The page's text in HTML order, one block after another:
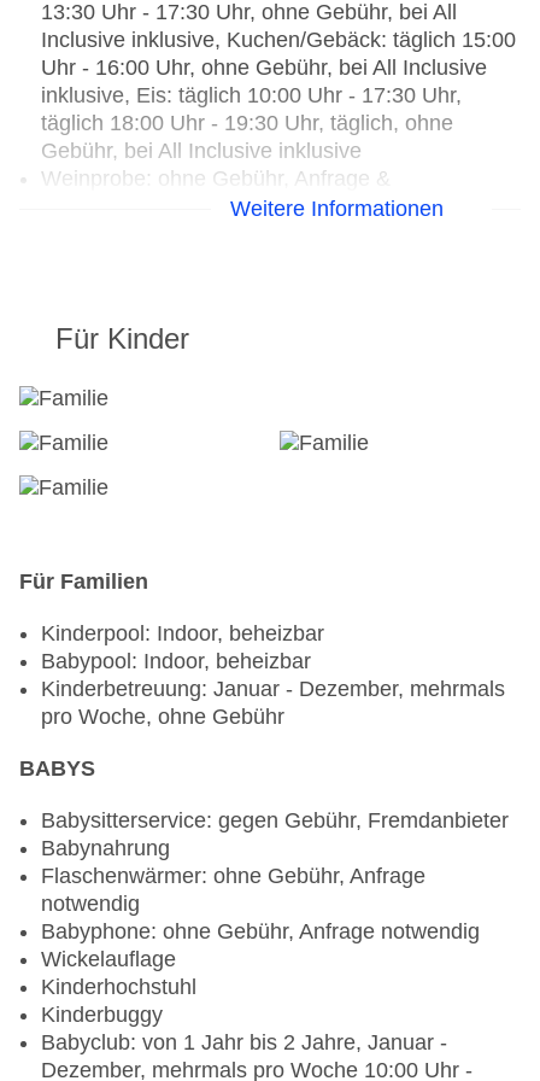
13:30 Uhr - 17:30 Uhr, ohne Gebühr, bei All
Inclusive inklusive, Kuchen/Gebäck: täglich 15:00
Uhr - 16:00 Uhr, ohne Gebühr, bei All Inclusive
inklusive, Eis: täglich 10:00 Uhr - 17:30 Uhr,
täglich 18:00 Uhr - 19:30 Uhr, täglich, ohne
Gebühr, bei All Inclusive inklusive
Weinprobe: ohne Gebühr, Anfrage &
Reservierung notwendig
Hauseigenes Feuerwerk
Restaurants: 2
Hauptrestaurant „Hebelstube“: Küche: regional,
Babynahrung, Kinderbuffet, lactosefreie Gerichte:
ohne Gebühr, Anfrage & Reservierung notwendig,
notwendig, Buffet, à la carte, Reservierung nicht
notwendig, täglich 07:30 Uhr - 21:30 Uhr, zwei
Essenszeiten am Abend, mit Terrasse,
Kinderhochstuhl, angemessene Kleidung
erwünscht
Spezialitätenrestaurant „Funny´s“: Küche:
regional, Buffet, Anfrage & Reservierung
20:30 Uhr
Bars & mehr: 3
Bar „Georg-Thoma-Bar“: täglich 16:00 Uhr - 00:30
Uhr
Café „Cafe Chocolate“: täglich 08:00 Uhr - 21:00
Uhr
Snack Bar „Snack Bar“: täglich 10:00 Uhr - 12:00
Uhr, täglich, mehrmals pro Woche 13:30 Uhr -
17:30 Uhr, ohne Gebühr
Weitere Informationen
Für Kinder
Für Familien
Kinderpool: Indoor, beheizbar
Babypool: Indoor, beheizbar
Kinderbetreuung: Januar - Dezember, mehrmals
pro Woche, ohne Gebühr
BABYS
Babysitterservice: gegen Gebühr, Fremdanbieter
Babynahrung
Flaschenwärmer: ohne Gebühr, Anfrage
notwendig
Babyphone: ohne Gebühr, Anfrage notwendig
Wickelauflage
Kinderhochstuhl
Kinderbuggy
Babyclub: von 1 Jahr bis 2 Jahre, Januar -
Dezember, mehrmals pro Woche 10:00 Uhr -